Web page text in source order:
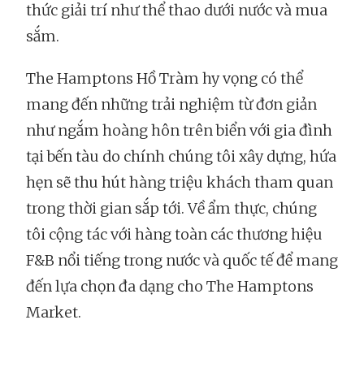
thức giải trí như thể thao dưới nước và mua
sắm.
The Hamptons Hồ Tràm hy vọng có thể
mang đến những trải nghiệm từ đơn giản
như ngắm hoàng hôn trên biển với gia đình
tại bến tàu do chính chúng tôi xây dựng, hứa
hẹn sẽ thu hút hàng triệu khách tham quan
trong thời gian sắp tới. Về ẩm thực, chúng
tôi cộng tác với hàng toàn các thương hiệu
F&B nổi tiếng trong nước và quốc tế để mang
đến lựa chọn đa dạng cho The Hamptons
Market.